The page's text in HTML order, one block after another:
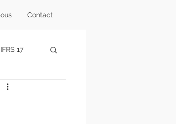
Contact
IFRS 17
A4Climat